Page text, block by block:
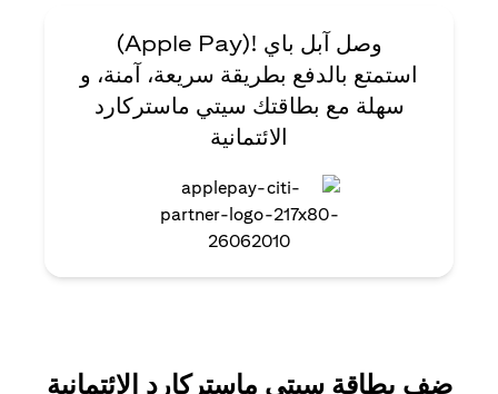
وصل آبل باي !(Apple Pay)
استمتع بالدفع بطريقة سريعة، آمنة، و
سهلة مع بطاقتك سيتي ماستركارد
الائتمانية
ضف بطاقة سيتي ماستركارد الائتمانية